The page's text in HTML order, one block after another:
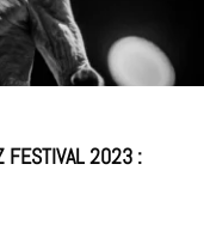
FESTIVAL 2023 :